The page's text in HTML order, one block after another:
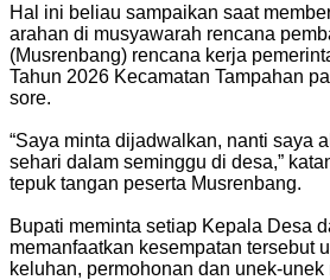
Hal ini beliau sampaikan saat
arahan di musyawarah rencana
(Musrenbang) rencana kerja
Tahun 2026 Kecamatan Tampahan
sore.
“Saya minta dijadwalkan, nanti saya
sehari dalam seminggu di desa,”
tepuk tangan peserta Musrenbang.
Bupati meminta setiap Kepala Desa
memanfaatkan kesempatan tersebut
keluhan, permohonan dan unek-unek